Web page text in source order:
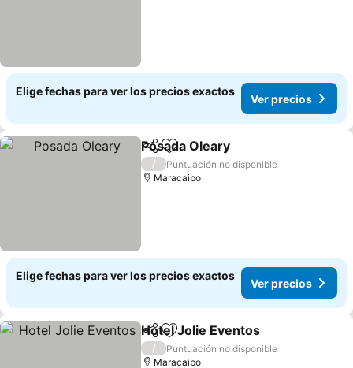
Elige fechas para ver los precios exactos
Ver precios
CompartirAgregar a favoritos
Posada Oleary
/
Puntuación no disponible
Maracaibo
Elige fechas para ver los precios exactos
Ver precios
CompartirAgregar a favoritos
Hotel Jolie Eventos
/
Puntuación no disponible
Maracaibo